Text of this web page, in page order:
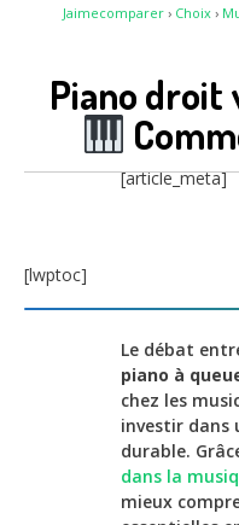
Jaimecomparer › Choix ›
Piano droit
[article_meta]
[lwptoc]
Le débat
piano à
chez les
investir dans
durable.
dans la
mieux